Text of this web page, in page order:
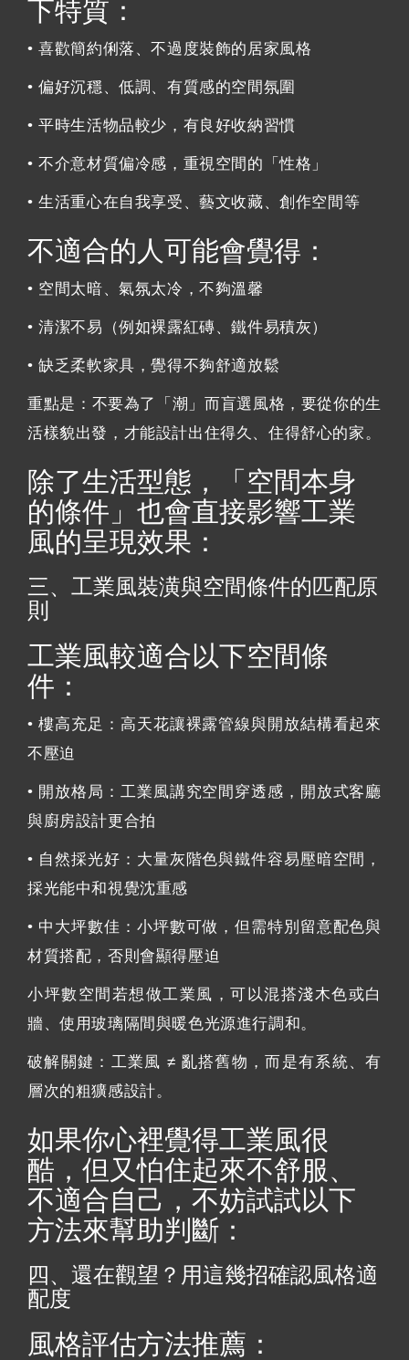
下特質：
• 喜歡簡約俐落、不過度裝飾的居家風格
• 偏好沉穩、低調、有質感的空間氛圍
• 平時生活物品較少，有良好收納習慣
• 不介意材質偏冷感，重視空間的「性格」
• 生活重心在自我享受、藝文收藏、創作空間等
不適合的人可能會覺得：
• 空間太暗、氣氛太冷，不夠溫馨
• 清潔不易（例如裸露紅磚、鐵件易積灰）
• 缺乏柔軟家具，覺得不夠舒適放鬆
重點是：不要為了「潮」而盲選風格，要從你的生
活樣貌出發，才能設計出住得久、住得舒心的家。
除了生活型態，「空間本身
的條件」也會直接影響工業
風的呈現效果：
三、工業風裝潢與空間條件的匹配原
則
工業風較適合以下空間條
件：
• 樓高充足：高天花讓裸露管線與開放結構看起來
不壓迫
• 開放格局：工業風講究空間穿透感，開放式客廳
與廚房設計更合拍
• 自然採光好：大量灰階色與鐵件容易壓暗空間，
採光能中和視覺沈重感
• 中大坪數佳：小坪數可做，但需特別留意配色與
材質搭配，否則會顯得壓迫
小坪數空間若想做工業風，可以混搭淺木色或白
牆、使用玻璃隔間與暖色光源進行調和。
破解關鍵：工業風 ≠ 亂搭舊物，而是有系統、有
層次的粗獷感設計。
如果你心裡覺得工業風很
酷，但又怕住起來不舒服、
不適合自己，不妨試試以下
方法來幫助判斷：
四、還在觀望？用這幾招確認風格適
配度
風格評估方法推薦：